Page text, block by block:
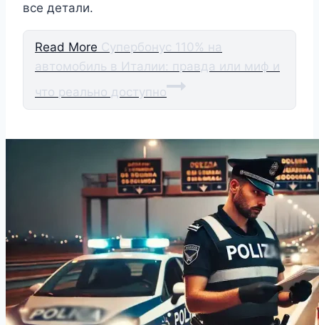
все детали.
Read More Супербонус 110% на
автомобиль в Италии: правда или миф и
что реально доступно